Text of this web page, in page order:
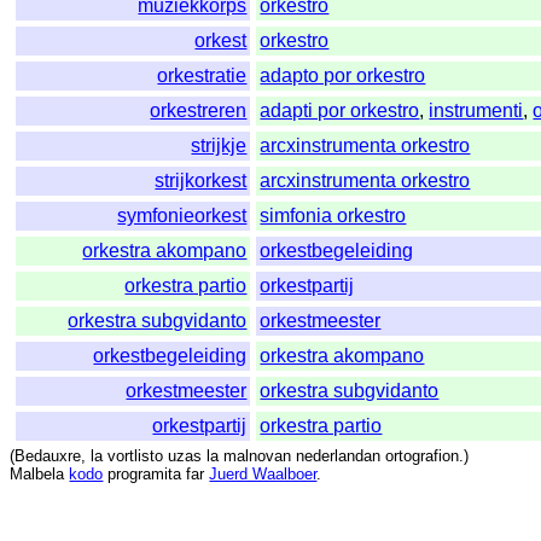
muziekkorps
orkestro
orkest
orkestro
orkestratie
adapto por orkestro
orkestreren
adapti por orkestro, instrumenti,
strijkje
arcxinstrumenta orkestro
strijkorkest
arcxinstrumenta orkestro
symfonieorkest
simfonia orkestro
orkestra akompano
orkestbegeleiding
orkestra partio
orkestpartij
orkestra subgvidanto
orkestmeester
orkestbegeleiding
orkestra akompano
orkestmeester
orkestra subgvidanto
orkestpartij
orkestra partio
(Bedauxre ,la vortlisto uzas la malnovan nederlandan ortografion .)
Malbela kodo programita far Juerd Waalboer.